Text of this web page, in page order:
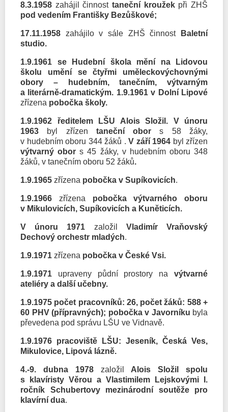
8.3.1958 zahájil činnosttaneční kroužekpři ZHŠ
pod vedením Františky Bezůškové;
17.11.1958 zahájilo v sále ZHŠ činnostBaletní
studio.
1.9.1961 se Hudební škola mění na Lidovou
školu umění
se čtyřmi uměleckovýchovnými
obory – hudebním, tanečním, výtvarným
a literárně-dramatickým. 1.9.1961 v Dolní Lipové
zřízena pobočka školy.
1.9.1962 ředitelem LŠU Alois Složil.
V únoru
1963 byl zřízen taneční obors 58 žáky,
v hudebním oboru 344 žáků . V září 1964 byl zřízen
výtvarný obors 45 žáky, v hudebním oboru 348
žáků, v tanečním oboru 52 žáků.
1.9.1965 zřízena pobočka v Supíkovicích.
1.9.1966 zřízena pobočka výtvarného oboru
v Mikulovicích, Supíkovicích a Kuněticích.
V únoru 1971 založil
Vladimír Vraňovský
Dechový orchestr mladých.
1.9.1971 zřízena pobočka v České Vsi.
1.9.1971 upraveny půdní prostory na výtvarné
ateliéry a další učebny.
1.9.1975 počet pracovníků: 26, počet žáků: 588 +
60 PHV (přípravných); pobočka v Javorníku byla
převedena pod správu LŠU ve Vidnavě.
1.9.1976 pracoviště LŠU: Jeseník, Česká Ves,
Mikulovice, Lipová lázně.
4.-9. dubna 1978 založil Alois Složil spolu
s klavíristy Věrou a Vlastimilem Lejskovými
I.
ročník Schubertovy mezinárodní soutěže pro
klavírní dua.